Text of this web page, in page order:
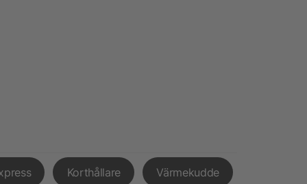
Korthållare Värmekudde